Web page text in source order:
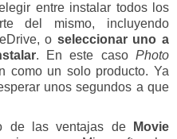
entre instalar todos los
del mismo, incluyendo
o seleccionar uno a
. En este caso Photo
como un solo producto. Ya
unos segundos a que
de las ventajas de
Movie